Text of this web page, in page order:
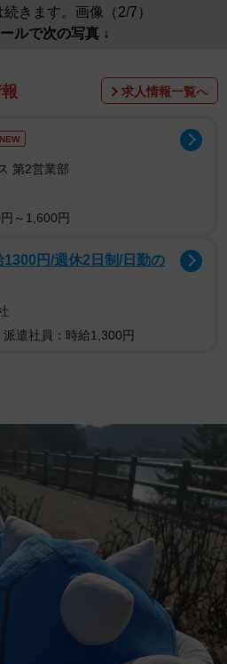
きます。画像（2/7）
ルで次の写真 ↓
求人情報一覧へ
NEW
第2営業部
～1,600円
1300円/週休2日制/日勤の
派遣社員：時給1,300円